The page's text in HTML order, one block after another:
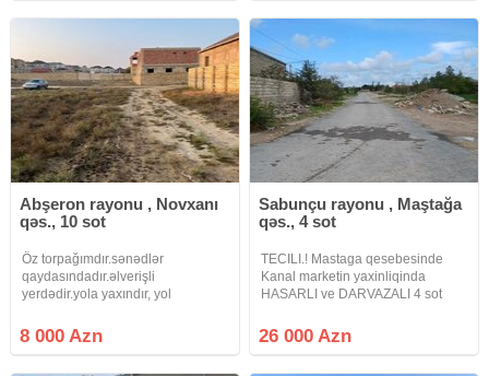
Abşeron rayonu , Novxanı
qəs., 10 sot
Öz torpağımdır.sənədlər
qaydasındadır.əlverişli
yerdədir.yola yaxındır, yol
təyinatlıdır
8 000 Azn
Sabunçu rayonu , Maştağa
qəs., 4 sot
TECILI.! Mastaga qesebesinde
Kanal marketin yaxinliqinda
HASARLI ve DARVAZALI 4 sot
BELEDIYYE iledir qaz su isiq
xettleri qapidan kecir torpaqin
26 000 Azn